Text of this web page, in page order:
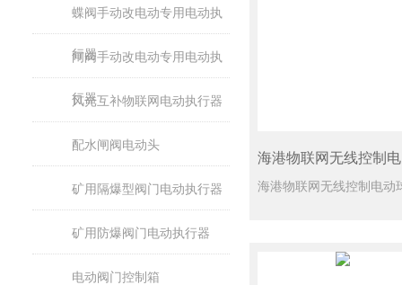
蝶阀手动改电动专用电动执
行器
闸阀手动改电动专用电动执
行器
风光互补物联网电动执行器
配水闸阀电动头
矿用隔爆型阀门电动执行器
矿用防爆阀门电动执行器
电动阀门控制箱